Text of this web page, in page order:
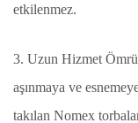
etkilenmez.
3. Uzun Hizmet
aşınmaya ve
takılan Nomex